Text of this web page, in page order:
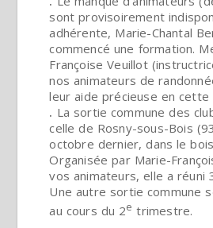
sont provisoirement
adhérente, Marie-Chantal
commencé une formation.
Françoise Veuillot
nos animateurs de
leur aide précieuse en cette
. La sortie commune des
celle de Rosny-sous-Bois
octobre dernier, dans le
Organisée par Marie-
vos animateurs, elle a réuni
Une autre sortie commune
au cours du 2e trimestre.